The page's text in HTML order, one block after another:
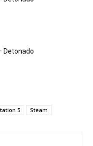
Detonado
5
Steam